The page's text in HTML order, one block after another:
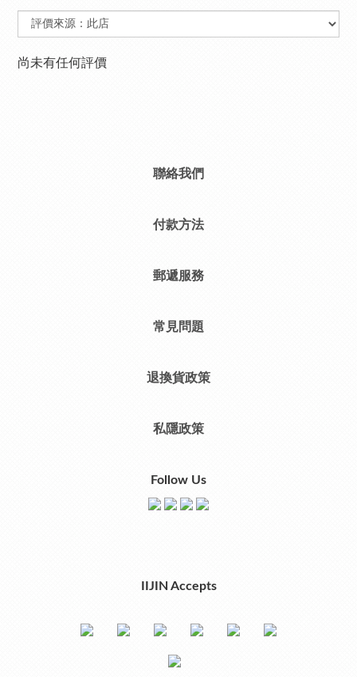
尚未有任何評價
聯絡我們
付款方法
郵遞服務
常見問題
退換貨政策
私隱政策
Follow Us
IIJIN Accepts